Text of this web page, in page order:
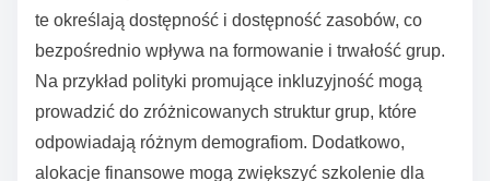
Czynniki kulturowe znacząco wpływają na
uczestnictwo w grupach wsparcia rówieśniczego.
Stygmatyzacja związana ze zdrowiem psychicznym w
niektórych kulturach może zniechęcać jednostki do
poszukiwania pomocy. Dodatkowo, kulturowe
przekonania dotyczące wyrażania emocji mogą